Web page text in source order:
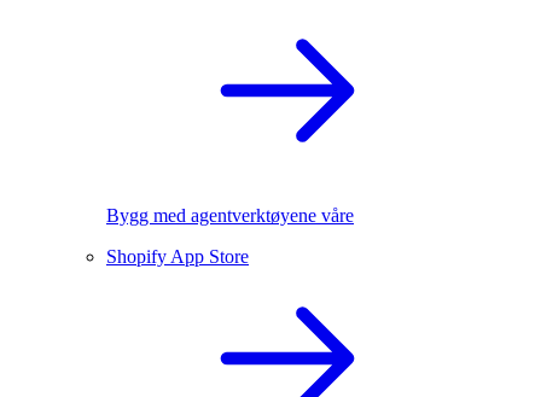
Bygg med agentverktøyene våre
Shopify App Store